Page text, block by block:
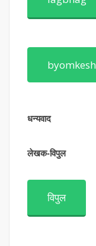
byomkesh
धन्यवाद
लेखक-विपुल
विपुल